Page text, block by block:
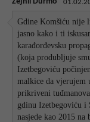
Gdine Komšiću nije
jasno kako i ti
karađorđevsku
(koja produbljuje
Izetbegoviću
malkice da vjerujem
prikriveni
gdinu Izetbegoviću i
nasjede kao 2015